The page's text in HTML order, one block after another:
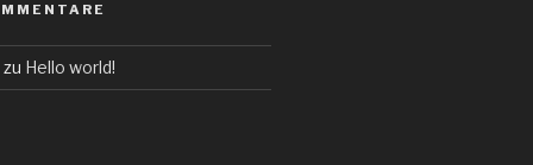
zu Hello world!